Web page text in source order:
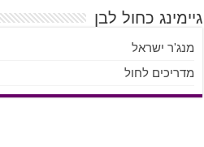
גיימינג כחול לבן
מנג'ר ישראל
מדריכים לחול